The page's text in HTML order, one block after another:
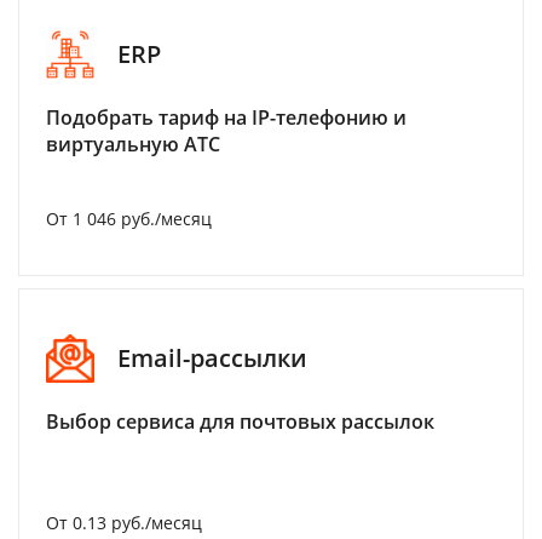
ERP
Подобрать тариф на IP-телефонию и
виртуальную АТС
От 1 046 руб./месяц
Email-рассылки
Выбор сервиса для почтовых рассылок
От 0.13 руб./месяц